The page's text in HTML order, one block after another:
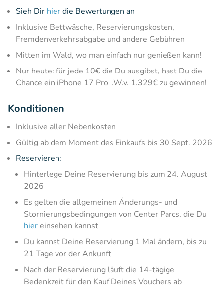
Sieh Dir hierdie Bewertungen an
Inklusive Bettwäsche, Reservierungskosten,
Fremdenverkehrsabgabe und andere Gebühren
Mitten im Wald, wo man einfach nur genießen kann!
Nur heute: für jede 10€ die Du ausgibst, hast Du die
Chance ein iPhone 17 Pro i.W.v. 1.329€ zu gewinnen!
Konditionen
Inklusive aller Nebenkosten
Gültig ab dem Moment des Einkaufs bis 30 Sept. 2026
Reservieren:
Hinterlege Deine Reservierung bis zum ​24. August
2026
Es gelten die allgemeinen Änderungs- und
Stornierungsbedingungen von Center Parcs, die Du
hiereinsehen kannst
Du kannst Deine Reservierung 1 Mal ändern, bis zu
21 Tage vor der Ankunft
Nach der Reservierung läuft die 14-tägige
Bedenkzeit für den Kauf Deines Vouchers ab